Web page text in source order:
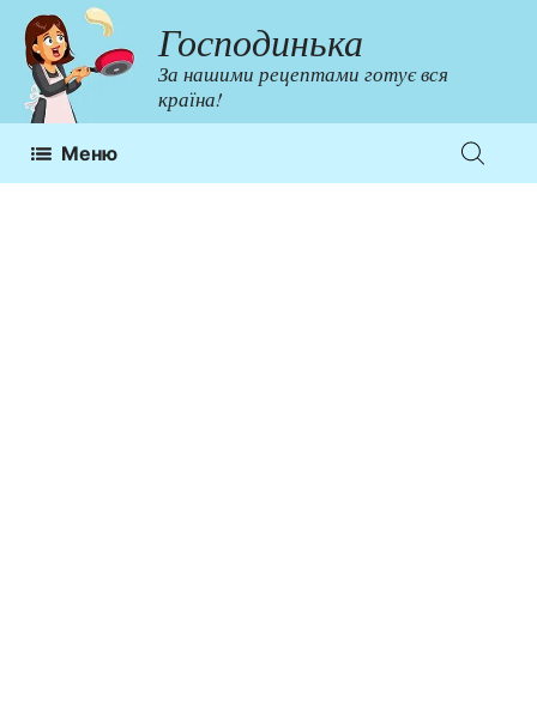
Перейти
до
контенту
Господинька
За нашими рецептами готує вся
країна!
Меню